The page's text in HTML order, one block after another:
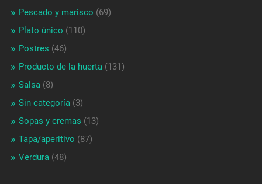
Pescado y marisco (69)
Plato único (110)
Postres (46)
Producto de la huerta (131)
Salsa (8)
Sin categoría (3)
Sopas y cremas (13)
Tapa/aperitivo (87)
Verdura (48)